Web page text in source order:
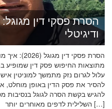
הסרת פסקי דין
ודיגיטלי
הסרת פסקי
מתוצאות החיפוש פסק דין שמופיע
עלול לגרום נזק מתמשך למוניטין
להסיר את פסק הדין באופן מוחלט,
להגיש בקשת הסרה לגוגל בנסיבות
השלילית לדפים מאוחרים יותר […]